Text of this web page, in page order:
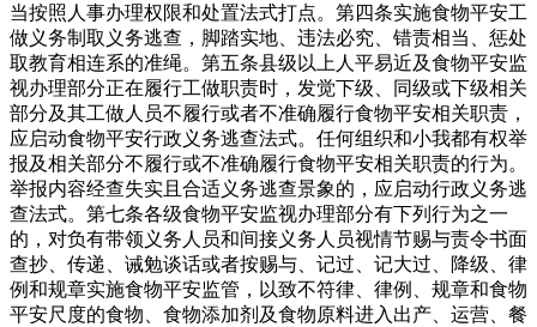
当按照人事办理权限和处置法式打点。第四条实施食物平安工
做义务制取义务逃查，脚踏实地、违法必究、错责相当、惩处
取教育相连系的准绳。第五条县级以上人平易近及食物平安监
视办理部分正在履行工做职责时，发觉下级、同级或下级相关
部分及其工做人员不履行或者不准确履行食物平安相关职责，
应启动食物平安行政义务逃查法式。任何组织和小我都有权举
报及相关部分不履行或不准确履行食物平安相关职责的行为。
举报内容经查失实且合适义务逃查景象的，应启动行政义务逃
查法式。第七条各级食物平安监视办理部分有下列行为之一
的，对负有带领义务人员和间接义务人员视情节赐与责令书面
查抄、传递、诫勉谈话或者按赐与、记过、记大过、降级、律
例和规章实施食物平安监管，以致不符律、律例、规章和食物
平安尺度的食物、食物添加剂及食物原料进入出产、运营、餐